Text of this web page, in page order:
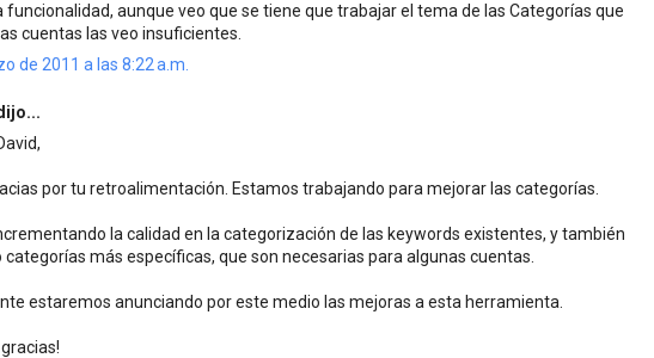
funcionalidad, aunque veo que se tiene que trabajar el tema de las Categorías que
cuentas las veo insuficientes.
de 2011 a las 8:22 a.m.
por tu retroalimentación. Estamos trabajando para mejorar las categorías.
la calidad en la categorización de las keywords existentes, y también
más específicas, que son necesarias para algunas cuentas.
estaremos anunciando por este medio las mejoras a esta herramienta.